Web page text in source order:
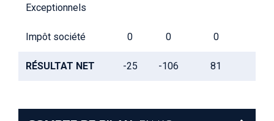
Exceptionnels
Impôt société 0 0 0
RÉSULTAT NET -25 -106 81